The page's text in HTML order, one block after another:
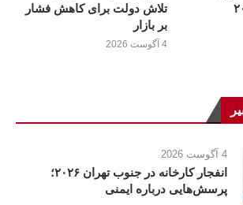
تلاش دولت برای کاهش فشار
بر بازار
4 آگوست 2026
4 آگوست 2026
انفجار کارخانه در جنوب تهران ۲۰۲۶؛
پرسش‌هایی درباره ایمنی